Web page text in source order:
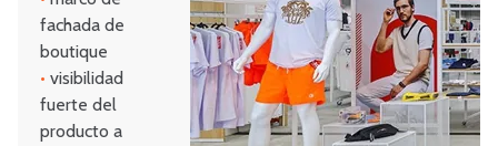
fachada de
boutique
• visibilidad
fuerte del
producto a